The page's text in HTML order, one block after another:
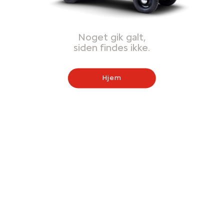
Noget gik galt,
siden findes ikke.
Hjem